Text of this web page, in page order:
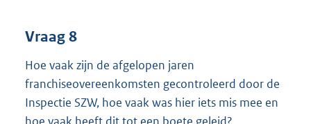
Vraag 8
Hoe vaak zijn de afgelopen jaren
franchiseovereenkomsten gecontroleerd door de
Inspectie SZW, hoe vaak was hier iets mis mee en